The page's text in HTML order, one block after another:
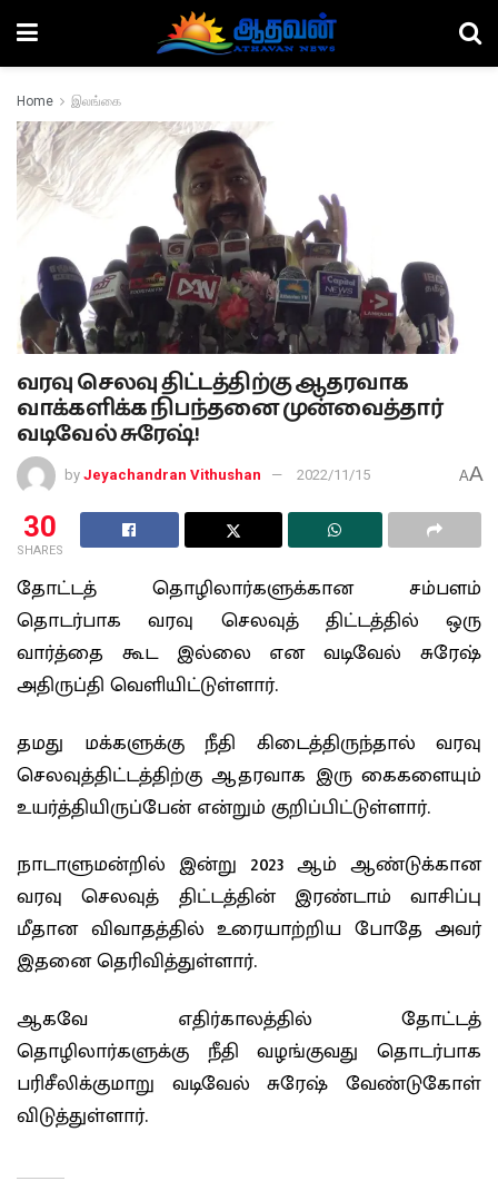
Home இலங்கை
வரவு செலவு திட்டத்திற்கு ஆதரவாக
வாக்களிக்க நிபந்தனை முன்வைத்தார்
வடிவேல் சுரேஷ்!
by Jeyachandran Vithushan 2022/11/15 AA
30
SHARES
தோட்டத் தொழிலார்களுக்கான சம்பளம்
தொடர்பாக வரவு செலவுத் திட்டத்தில் ஒரு
வார்த்தை கூட இல்லை என வடிவேல் சுரேஷ்
அதிருப்தி வெளியிட்டுள்ளார்.
தமது மக்களுக்கு நீதி கிடைத்திருந்தால் வரவு
செலவுத்திட்டத்திற்கு ஆதரவாக இரு கைகளையும்
உயர்த்தியிருப்பேன் என்றும் குறிப்பிட்டுள்ளார்.
நாடாளுமன்றில் இன்று 2023 ஆம் ஆண்டுக்கான
வரவு செலவுத் திட்டத்தின் இரண்டாம் வாசிப்பு
மீதான விவாதத்தில் உரையாற்றிய போதே அவர்
இதனை தெரிவித்துள்ளார்.
ஆகவே எதிர்காலத்தில் தோட்டத்
தொழிலார்களுக்கு நீதி வழங்குவது தொடர்பாக
பரிசீலிக்குமாறு வடிவேல் சுரேஷ் வேண்டுகோள்
விடுத்துள்ளார்.